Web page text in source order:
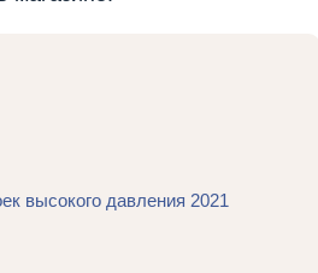
высокого давления 2021